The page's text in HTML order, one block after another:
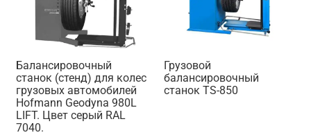
Балансировочный
станок (стенд) для колес
грузовых автомобилей
Hofmann Geodyna 980L
LIFT. Цвет серый RAL
7040.
Грузовой
балансировочный
станок TS-850